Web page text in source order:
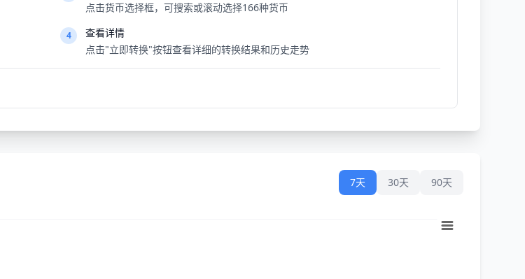
点击货币选择框，可搜索或滚动选择166种货币
4
查看详情
点击"立即转换"按钮查看详细的转换结果和历史走势
7天 30天 90天